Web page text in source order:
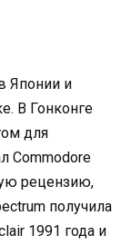
Японии и
В Гонконге
для
Commodore
рецензию,
получила
1991 года и